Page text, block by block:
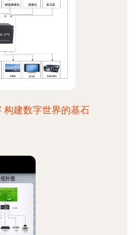
构建数字世界的基石